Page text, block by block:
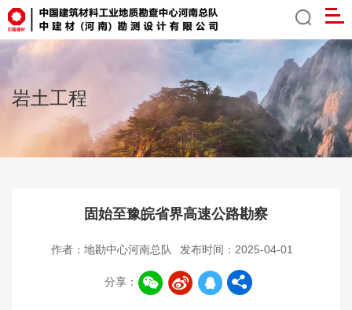
岩土工程
固始至豫皖省界高速公路勘察
作者：地勘中心河南总队 发布时间：2025-04-01
分享：